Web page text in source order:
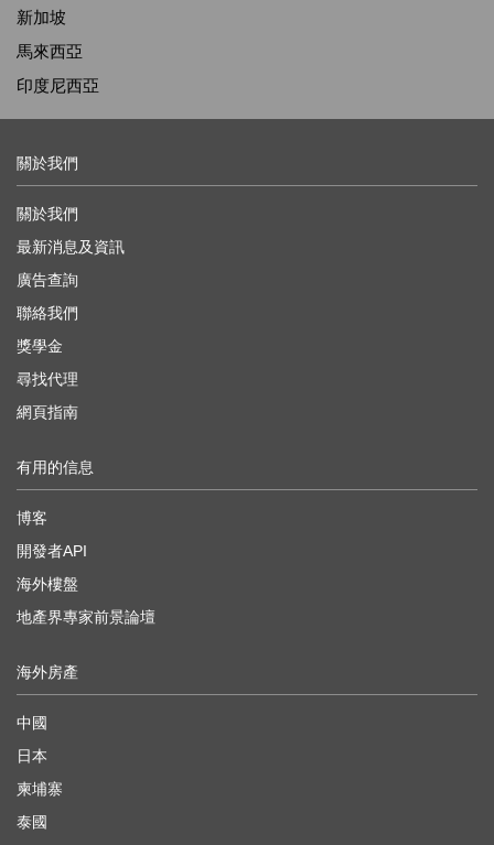
新加坡
馬來西亞
印度尼西亞
關於我們
關於我們
最新消息及資訊
廣告查詢
聯絡我們
獎學金
尋找代理
網頁指南
有用的信息
博客
開發者API
海外樓盤
地產界專家前景論壇
海外房產
中國
日本
柬埔寨
泰國